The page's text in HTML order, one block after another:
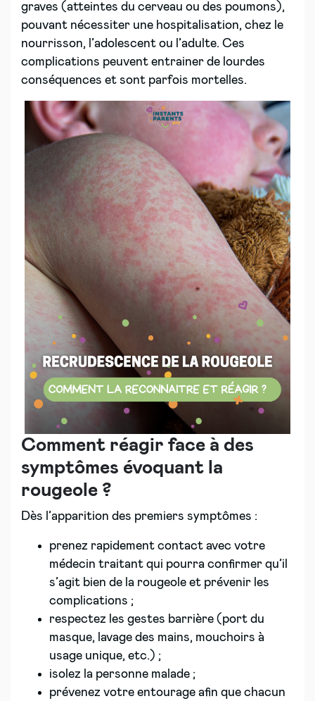
graves (atteintes du cerveau ou des poumons),
pouvant nécessiter une hospitalisation, chez le
nourrisson, l’adolescent ou l’adulte. Ces
complications peuvent entrainer de lourdes
conséquences et sont parfois mortelles.
Comment réagir face à des
symptômes évoquant la
rougeole ?
Dès l’apparition des premiers symptômes :
prenez rapidement contact avec votre
médecin traitant qui pourra confirmer qu’il
s’agit bien de la rougeole et prévenir les
complications ;
respectez les gestes barrière (port du
masque, lavage des mains, mouchoirs à
usage unique, etc.) ;
isolez la personne malade ;
prévenez votre entourage afin que chacun